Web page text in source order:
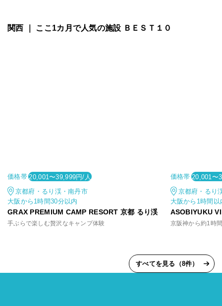
関西 ｜ ここ1カ月で人気の施設 ＢＥＳＴ１０
価格帯 20,001〜39,999円/人
京都府・るり渓・南丹市
大阪から1時間30分以内
GRAX PREMIUM CAMP RESORT 京都 るり渓
手ぶらで楽しむ贅沢なキャンプ体験
価格帯 20,001〜
京都府・るり
大阪から1時間以
ASOBIYUKU
すべてを見る（8件）